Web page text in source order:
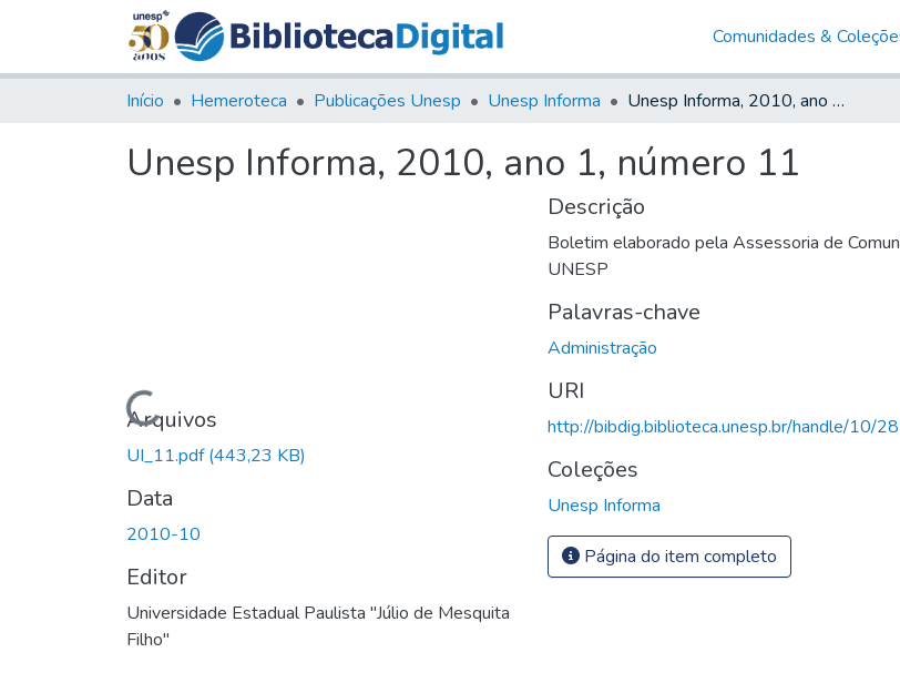
Comunidades &
Início Hemeroteca Publicações Unesp Unesp Informa Unesp Informa, 2010, ano 1, número 11
Unesp Informa, 2010, ano 1, número 11
Carregando...
Arquivos
UI_11.pdf(443,23 KB)
Data
2010-10
Editor
Universidade Estadual Paulista "Júlio de Mesquita
Filho"
Descrição
Boletim elaborado pela Assessoria de
UNESP
Palavras-chave
Administração
URI
http://bibdig.biblioteca.unesp.br/handle/10/
Coleções
Unesp Informa
Página do item completo